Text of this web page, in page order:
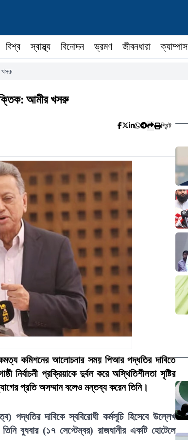
বিশ্ব স্বাস্থ্য বিনোদন ভ্রমণ জীবনধারা ক্যাম্পাস
খসরু
আমীর খসরু
প্রিন্ট
কমিশনের আলোচনার সময় পিআর পদ্ধতির দাবিতে
প্রক্রিয়াকে দুর্বল করে অস্থিতিশীলতা সৃষ্টির
প্রতি অসম্মান বলেও মন্তব্য করেন তিনি।
দাবিকে স্ববিরোধী কর্মসূচি হিসেবে উল্লেখ
বুধবার (১৭ সেপ্টেম্বর) রাজধানীর একটি হোটেলে